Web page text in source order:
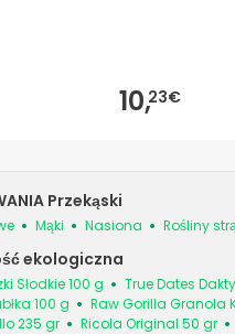
10,23€
Przekąski
Mąki Nasiona Rośliny
ekologiczna
Słodkie 100 g
True Dates
100 g
Raw Gorilla Granola
235 gr Ricola Original 50 gr